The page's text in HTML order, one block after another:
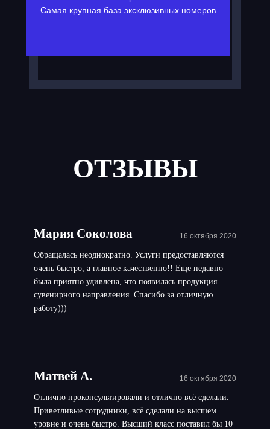
Самая крупная база эксклюзивных номеров
ОТЗЫВЫ
Мария Соколова 16 октября 2020
Обращалась неоднократно. Услуги предоставляются
очень быстро, а главное качественно!! Еще недавно
была приятно удивлена, что появилась продукция
сувенирного направления. Спасибо за отличную
работу)))
Матвей А. 16 октября 2020
Отлично проконсультировали и отлично всё сделали.
Приветливые сотрудники, всё сделали на высшем
уровне и очень быстро. Высший класс поставил бы 10